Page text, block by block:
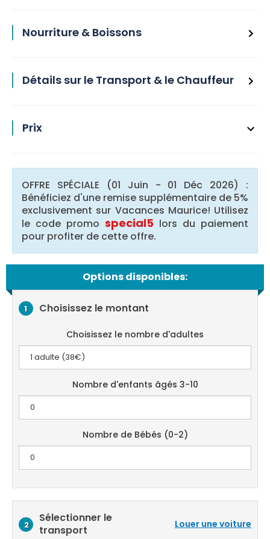
Nourriture & Boissons
Détails sur le Transport & le Chauffeur
Prix
OFFRE SPÉCIALE (01 Juin - 01 Déc 2026) :
Bénéficiez d'une remise supplémentaire de 5%
exclusivement sur Vacances Maurice! Utilisez
le code promo special5 lors du paiement
pour profiter de cette offre.
Options disponibles:
1 Choisissez le montant
Choisissez le nombre d'adultes
Nombre d'enfants âgés 3-10
Nombre de Bébés (0-2)
2
Sélectionner le
transport
Louer une voiture